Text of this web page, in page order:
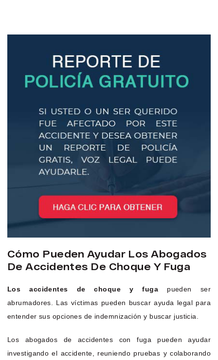
Cómo Pueden Ayudar Los Abogados
De Accidentes De Choque Y Fuga
Los accidentes de choque y fuga pueden ser
abrumadores. Las víctimas pueden buscar ayuda legal para
entender sus opciones de indemnización y buscar justicia.
Los abogados de accidentes con fuga pueden ayudar
investigando el accidente, reuniendo pruebas y colaborando